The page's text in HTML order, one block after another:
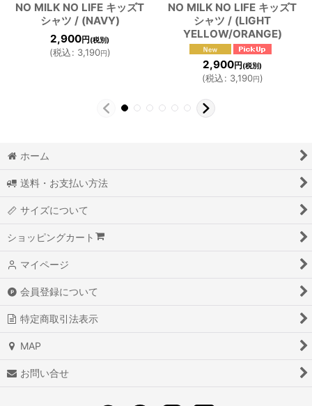
NO MILK NO LIFE キッズT
シャツ / (NAVY)
2,900円 (税別)
(税込: 3,190円)
NO MILK NO LIFE キッズT
シャツ / (LIGHT
YELLOW/ORANGE)
2,900円 (税別)
(税込: 3,190円)
ホーム
送料・お支払い方法
サイズについて
ショッピングカート
マイページ
会員登録について
特定商取引法表示
MAP
お問い合せ